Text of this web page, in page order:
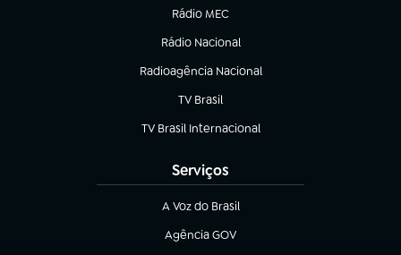
Rádio MEC
Rádio Nacional
(abre em nova aba)
Radioagência Nacional
(abre em nova aba)
TV Brasil
(abre em nova aba)
TV Brasil Internacional
(abre em nova aba)
Serviços
A Voz do Brasil
(abre em nova aba)
Agência GOV
(abre em nova aba)